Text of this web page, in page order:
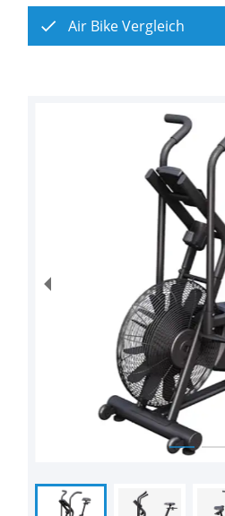
Air Bike Vergleich